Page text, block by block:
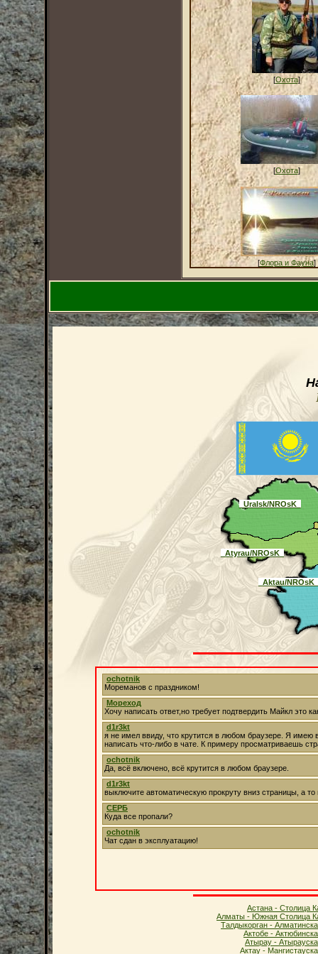
[Охота]
[Охота]
[Флора и Фауна]
_Uralsk/NROsK_
_Atyrau/NROsK_
_Aktau/NROsK_
Астана - Столица
Алматы - Южная Столица
Талдыкорган -
Актобе -
Атырау -
Актау -